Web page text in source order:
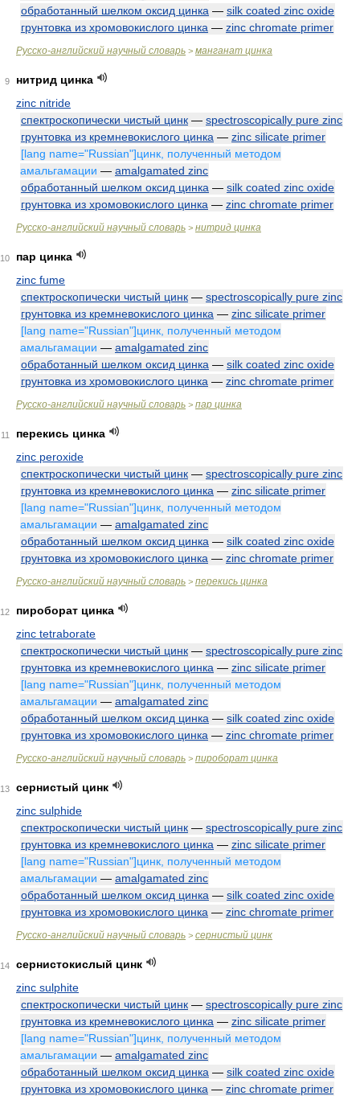
обработанный шелком оксид цинка — silk coated zinc oxide
грунтовка из хромовокислого цинка — zinc chromate primer
Русско-английский научный словарь > манганат цинка
9
нитрид цинка
zinc nitride
спектроскопически чистый цинк — spectroscopically pure zinc
грунтовка из кремневокислого цинка — zinc silicate primer
[lang name="Russian"]цинк, полученный методом
амальгамации — amalgamated zinc
обработанный шелком оксид цинка — silk coated zinc oxide
грунтовка из хромовокислого цинка — zinc chromate primer
Русско-английский научный словарь > нитрид цинка
10
пар цинка
zinc fume
спектроскопически чистый цинк — spectroscopically pure zinc
грунтовка из кремневокислого цинка — zinc silicate primer
[lang name="Russian"]цинк, полученный методом
амальгамации — amalgamated zinc
обработанный шелком оксид цинка — silk coated zinc oxide
грунтовка из хромовокислого цинка — zinc chromate primer
Русско-английский научный словарь > пар цинка
11
перекись цинка
zinc peroxide
спектроскопически чистый цинк — spectroscopically pure zinc
грунтовка из кремневокислого цинка — zinc silicate primer
[lang name="Russian"]цинк, полученный методом
амальгамации — amalgamated zinc
обработанный шелком оксид цинка — silk coated zinc oxide
грунтовка из хромовокислого цинка — zinc chromate primer
Русско-английский научный словарь > перекись цинка
12
пироборат цинка
zinc tetraborate
спектроскопически чистый цинк — spectroscopically pure zinc
грунтовка из кремневокислого цинка — zinc silicate primer
[lang name="Russian"]цинк, полученный методом
амальгамации — amalgamated zinc
обработанный шелком оксид цинка — silk coated zinc oxide
грунтовка из хромовокислого цинка — zinc chromate primer
Русско-английский научный словарь > пироборат цинка
13
сернистый цинк
zinc sulphide
спектроскопически чистый цинк — spectroscopically pure zinc
грунтовка из кремневокислого цинка — zinc silicate primer
[lang name="Russian"]цинк, полученный методом
амальгамации — amalgamated zinc
обработанный шелком оксид цинка — silk coated zinc oxide
грунтовка из хромовокислого цинка — zinc chromate primer
Русско-английский научный словарь > сернистый цинк
14
сернистокислый цинк
zinc sulphite
спектроскопически чистый цинк — spectroscopically pure zinc
грунтовка из кремневокислого цинка — zinc silicate primer
[lang name="Russian"]цинк, полученный методом
амальгамации — amalgamated zinc
обработанный шелком оксид цинка — silk coated zinc oxide
грунтовка из хромовокислого цинка — zinc chromate primer